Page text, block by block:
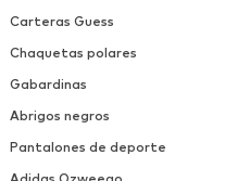
Carteras Guess
Chaquetas polares
Gabardinas
Abrigos negros
Pantalones de deporte